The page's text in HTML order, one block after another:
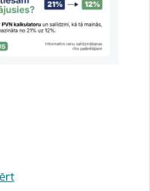
aizsargu. Ventiļa
(piemēram, ar
Tā var būt krāsa,